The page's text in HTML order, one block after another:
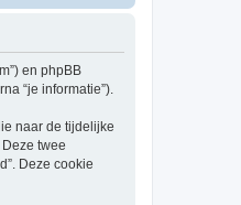
en phpBB
“je informatie”).
naar de tijdelijke
twee
Deze cookie